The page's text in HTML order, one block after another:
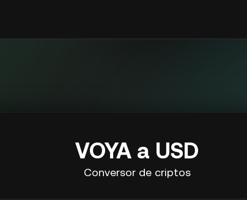
VOYA a USD
Conversor de criptos